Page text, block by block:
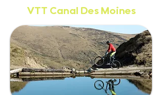
VTT Canal Des Moines